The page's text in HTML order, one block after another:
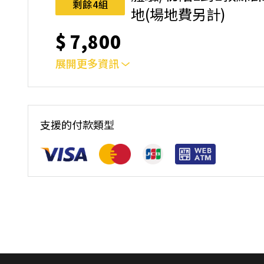
剩餘4組
地(場地費另計)
$ 7,800
展開更多資訊
規則。
支援的付款類型